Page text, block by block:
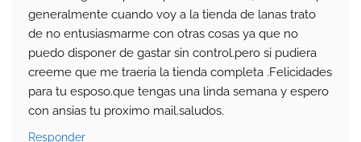
generalmente cuando voy a la tienda de lanas trato
de no entusiasmarme con otras cosas ya que no
puedo disponer de gastar sin control.pero si pudiera
creeme que me traeria la tienda completa .Felicidades
para tu esposo.que tengas una linda semana y espero
con ansias tu proximo mail.saludos.
Responder